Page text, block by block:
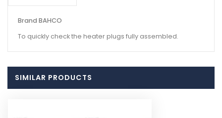
Brand BAHCO
To quickly check the heater plugs fully assembled.
SIMILAR PRODUCTS